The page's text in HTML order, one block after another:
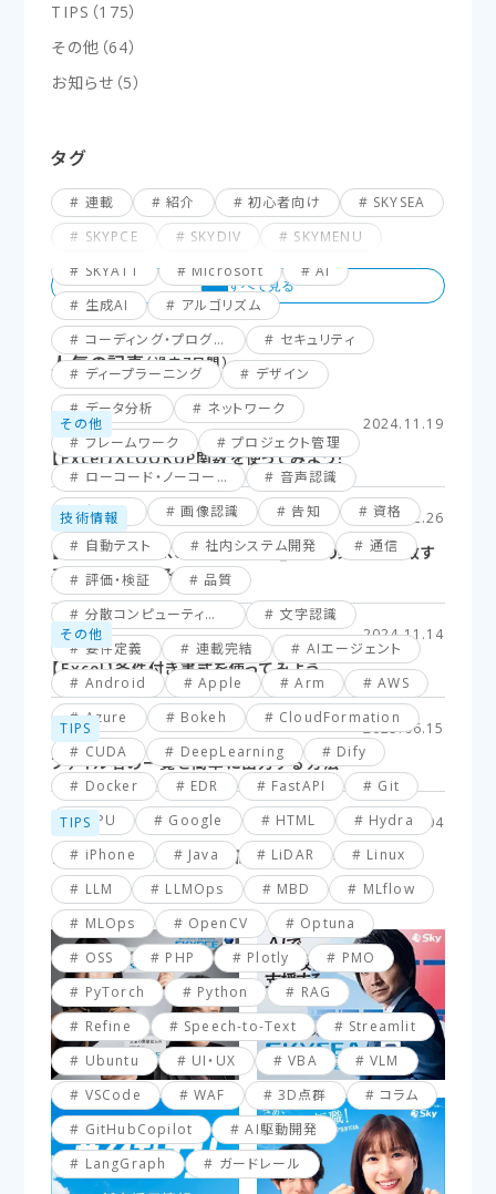
TIPS （175）
その他 （64）
お知らせ （5）
タグ
連載 紹介 初心者向け
SKYSEA
SKYPCE
SKYDIV
SKYMENU
SKYATT
Microsoft
AI
生成AI
アルゴリズム
コーディング・プログラミング
セキュリティ
ディープラーニング
デザイン
データ分析
ネットワーク
フレームワーク
プロジェクト管理
ローコード・ノーコード
音声認識
仮想化
画像認識 告知
資格
自動テスト
社内システム開発
通信
評価・検証
品質
分散コンピューティング
文字認識
要件定義
連載完結
AIエージェント
Android
Apple Arm
AWS
Azure
Bokeh
CloudFormation
CUDA
DeepLearning
Dify
Docker
EDR FastAPI
Git
GPU
Google HTML
Hydra
iPhone
Java LiDAR
Linux
LLM
LLMOps MBD
MLflow
MLOps
OpenCV
Optuna
OSS
PHP Plotly
PMO
PyTorch
Python
RAG
Refine
Speech-to-Text
Streamlit
Ubuntu
UI・UX VBA
VLM
VSCode
WAF 3D点群
コラム
GitHubCopilot
AI駆動開発
LangGraph
ガードレール
人気の記事（過去7日間）
その他 2024.11.19
【Excel】XLOOKUP関数を使ってみよう！
技術情報 2025.02.26
【Excel】XLOOKUP関数応用編_複数の条件に一致す
るセルを探してみよう！
その他 2024.11.14
【Excel】条件付き書式を使ってみよう
TIPS 2025.06.15
ファイル名の一覧を簡単に出力する方法
TIPS 2025.03.04
【VBA】最終行と最終列を簡単に取得する方法